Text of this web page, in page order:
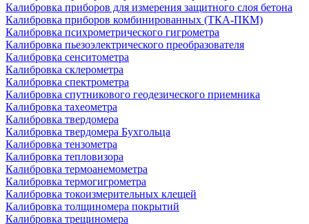
Калибровка приборов для измерения защитного слоя бетона
Калибровка приборов комбинированных (ТКА-ПКМ)
Калибровка психрометрического гигрометра
Калибровка пьезоэлектрического преобразователя
Калибровка сенситометра
Калибровка склерометра
Калибровка спектрометра
Калибровка спутникового геодезического приемника
Калибровка тахеометра
Калибровка твердомера
Калибровка твердомера Бухгольца
Калибровка тензометра
Калибровка тепловизора
Калибровка термоанемометра
Калибровка термогигрометра
Калибровка токоизмерительных клещей
Калибровка толщиномера покрытий
Калибровка трещиномера